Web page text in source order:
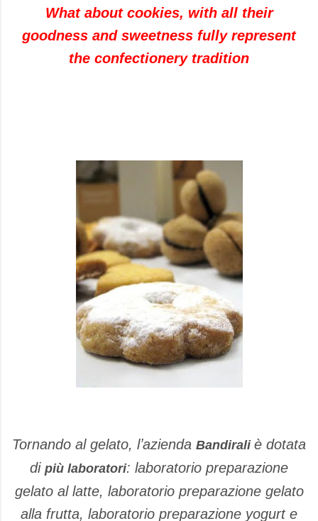
What about cookies, with all their
goodness and sweetness fully represent
the confectionery tradition
Tornando al gelato, lʼazienda Bandirali è dotata
di più laboratori: laboratorio preparazione
gelato al latte, laboratorio preparazione gelato
alla frutta, laboratorio preparazione yogurt e